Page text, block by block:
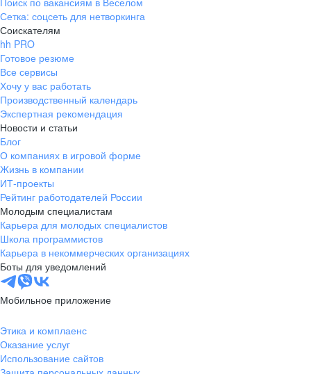
Сетка: соцсеть для нетворкинга
Соискателям
hh PRO
Готовое резюме
Все сервисы
Хочу у вас работать
Производственный календарь
Экспертная рекомендация
Новости и статьи
Блог
О компаниях в игровой форме
Жизнь в компании
ИТ-проекты
Рейтинг работодателей России
Молодым специалистам
Карьера для молодых специалистов
Школа программистов
Карьера в некоммерческих организациях
Боты для уведомлений
Мобильное приложение
Этика и комплаенс
Оказание услуг
Использование сайтов